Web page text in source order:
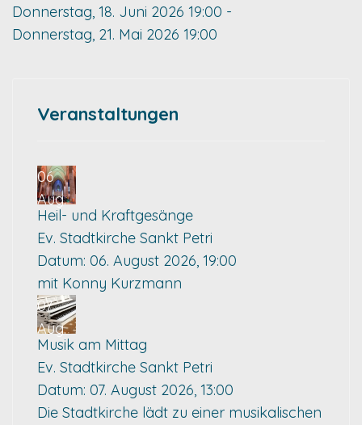
Donnerstag, 18. Juni 2026 19:00 -
Donnerstag, 21. Mai 2026 19:00
Veranstaltungen
06
Aug.
Heil- und Kraftgesänge
Ev. Stadtkirche Sankt Petri
Datum: 06. August 2026, 19:00
mit Konny Kurzmann
07
Aug.
Musik am Mittag
Ev. Stadtkirche Sankt Petri
Datum: 07. August 2026, 13:00
Die Stadtkirche lädt zu einer musikalischen